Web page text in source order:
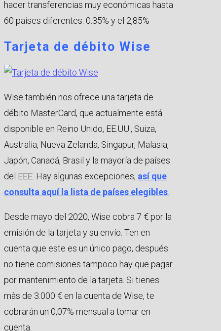
hacer transferencias muy económicas hasta
60 países diferentes. 0.35% y el 2,85%
Tarjeta de débito Wise
Wise también nos ofrece una tarjeta de
débito MasterCard, que actualmente está
disponible en Reino Unido, EE.UU., Suiza,
Australia, Nueva Zelanda, Singapur, Malasia,
Japón, Canadá, Brasil y la mayoría de países
del EEE. Hay algunas excepciones, así que
consulta aquí la lista de países elegibles.
Desde mayo del 2020, Wise cobra 7 € por la
emisión de la tarjeta y su envío. Ten en
cuenta que este es un único pago, después
no tiene comisiones tampoco hay que pagar
por mantenimiento de la tarjeta. Si tienes
màs de 3.000 € en la cuenta de Wise, te
cobrarán un 0,07% mensual a tomar en
cuenta.